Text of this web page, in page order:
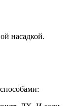
насадкой.